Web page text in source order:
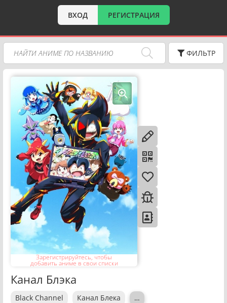
ВХОД РЕГИСТРАЦИЯ
ФИЛЬТР
Зарегистрируйтесь, чтобы
добавить аниме в свои списки
Канал Блэка
Black Channel Канал Блека …